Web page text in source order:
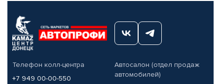
Телефон колл-центра
+7 949 00-00-550
Автосалон (отдел продаж
автомобилей)